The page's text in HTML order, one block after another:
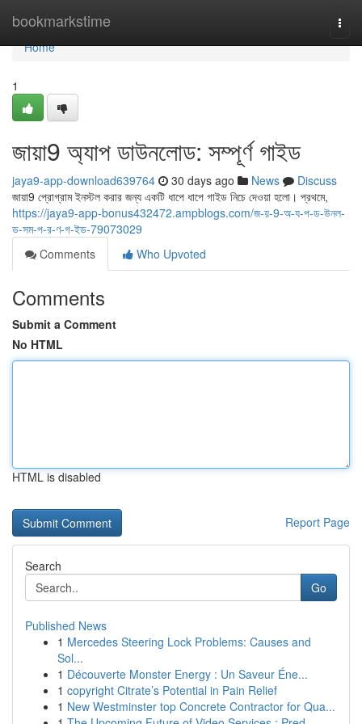
bookmarkstime
Home
Home
1
জায়া9 অ্যাপ ডাউনলোড: সম্পূর্ণ গাইড
jaya9-app-download639764 30 days ago News
Discuss
জায়া9 প্রোগ্রাম ইনস্টল করার জন্য একটি ধাপে ধাপে গাইড নিচে দেওয়া হলো। প্রথমে,
https://jaya9-app-bonus432472.ampblogs.com/জ-য়-9-অ-য-প-ড-উনল-
ড-সম-প-র-ণ-গ-ইড-79073029
Comments
Who Upvoted
Comments
Submit a Comment
No HTML
HTML is disabled
Report Page
Search
Go
Published News
1 Mercedes Steering Lock Problems: Causes and
Sol...
1 Découverte Monster Energy : Un Saveur Éne...
1 copyright Citrate’s Potential in Pain Relief
1 New Westminster top Concrete Contractor for Qua...